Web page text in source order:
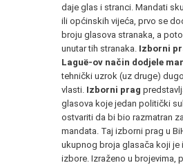
daje glas i stranci. Mandati
ili općinskih vijeća, prvo se
broju glasova stranaka, a
unutar tih stranaka. Izborni
Laguë-ov način dodjele
tehnički uzrok (uz druge)
vlasti. Izborni prag
glasova koje jedan politički
ostvariti da bi bio razmatran
mandata. Taj izborni prag u
ukupnog broja glasača koji je
izbore. Izraženo u brojevima,